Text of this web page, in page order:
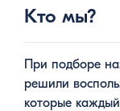
Кто мы?
При подборе
решили
которые